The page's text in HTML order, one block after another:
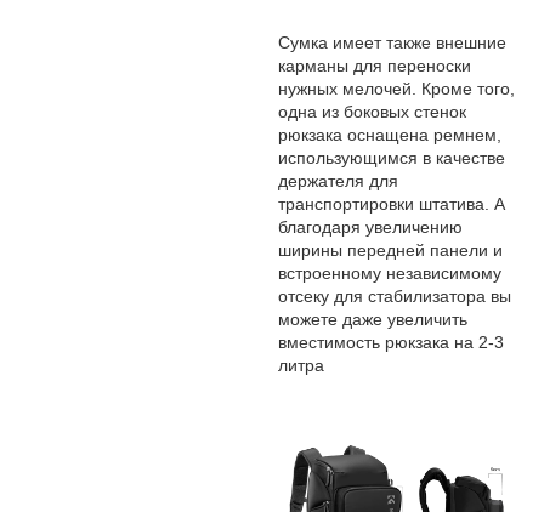
Сумка имеет также внешние
карманы для переноски
нужных мелочей. Кроме того,
одна из боковых стенок
рюкзака оснащена ремнем,
использующимся в качестве
держателя для
транспортировки штатива. А
благодаря увеличению
ширины передней панели и
встроенному независимому
отсеку для стабилизатора вы
можете даже увеличить
вместимость рюкзака на 2-3
литра